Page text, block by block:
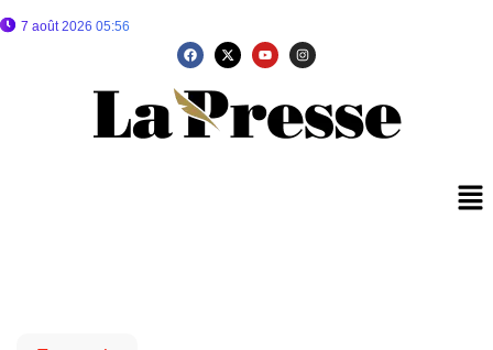
7 août 2026 05:56